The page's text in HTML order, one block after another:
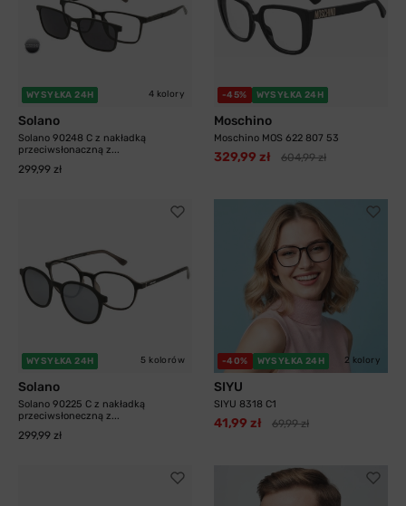
WYSYŁKA 24H 4 kolory
Solano
Solano 90248 C z nakładką
przeciwsłonaczną z...
299,99 zł
-45% WYSYŁKA 24H
Moschino
Moschino MOS 622 807 53
329,99 zł 604,99 zł
WYSYŁKA 24H 5 kolorów
Solano
Solano 90225 C z nakładką
przeciwsłoneczną z...
299,99 zł
-40% WYSYŁKA 24H 2 kolory
SIYU
SIYU 8318 C1
41,99 zł 69,99 zł